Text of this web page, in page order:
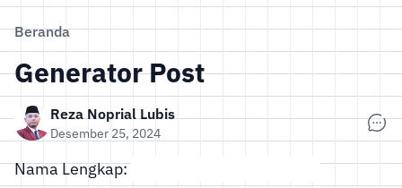
Beranda
Generator Post
Reza Noprial Lubis
Desember 25, 2024
Nama Lengkap: